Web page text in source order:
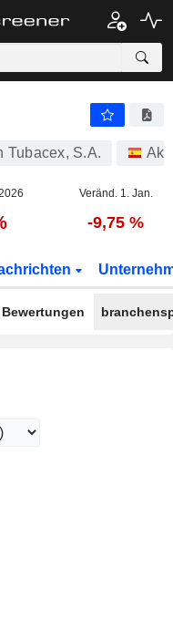
Tubacex, S.A.
Veränd. 1. Jan.
-9,75 %